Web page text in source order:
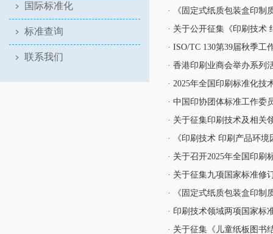
国际标准化
标准查询
联系我们
· 《固定式纸质包装盒印制
· 关于公开征集《印刷技术
· ISO/TC 130第39届秋季
· 香港印刷业商会举办系列
· 2025年全国印刷标准化
· 中国印协团体标准工作委
· 关于征集印刷技术及相关
· 《印刷技术 印刷产品环
· 关于召开2025年全国印
· 关于征集九项国家标准修
· 《固定式纸质包装盒印制
· 印刷技术领域两项国家标
· 关于征集《儿童纸板图书